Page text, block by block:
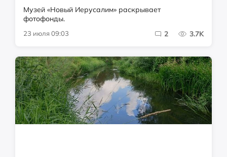
Музей «Новый Иерусалим» раскрывает
фотофонды.
23 июля 09:03 2 3.7K